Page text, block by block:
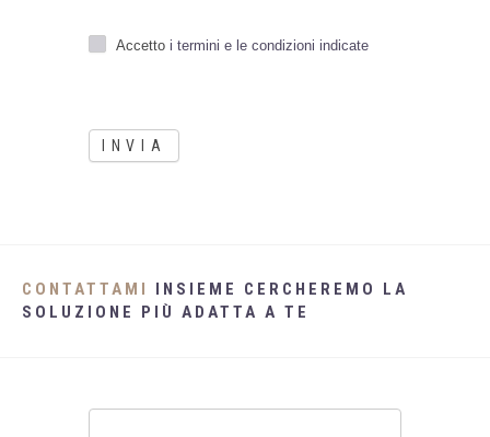
Accetto i termini e le condizioni indicate
INVIA
CONTATTAMI
INSIEME CERCHEREMO LA
SOLUZIONE PIÙ ADATTA A TE
Contatti